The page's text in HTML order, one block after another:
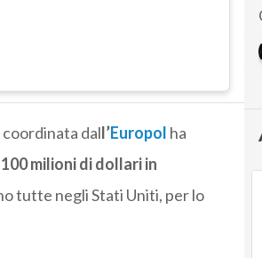
dall’Europol ha
milioni di dollari in
tutte negli Stati Uniti, per lo